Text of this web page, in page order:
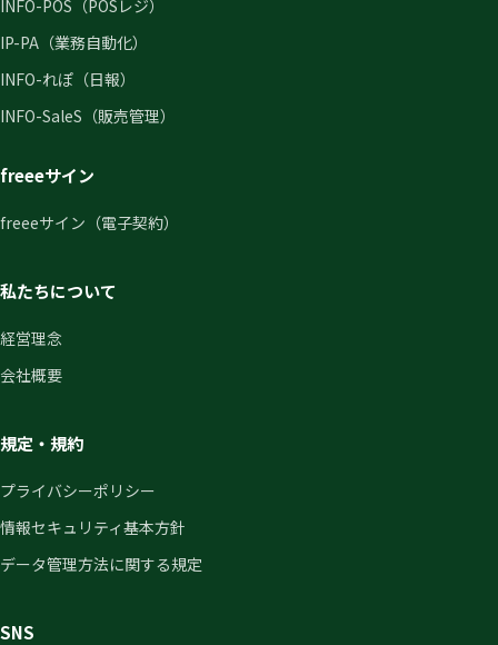
INFO-POS（POSレジ）
IP-PA（業務自動化）
INFO-れぽ（日報）
INFO-SaleS（販売管理）
freeeサイン
freeeサイン（電子契約）
私たちについて
経営理念
会社概要
規定・規約
プライバシーポリシー
情報セキュリティ基本方針
データ管理方法に関する規定
SNS